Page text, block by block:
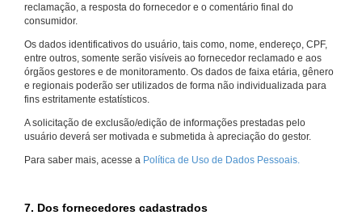
reclamação, a resposta do fornecedor e o comentário final do
consumidor.
Os dados identificativos do usuário, tais como, nome, endereço, CPF,
entre outros, somente serão visíveis ao fornecedor reclamado e aos
órgãos gestores e de monitoramento. Os dados de faixa etária, gênero
e regionais poderão ser utilizados de forma não individualizada para
fins estritamente estatísticos.
A solicitação de exclusão/edição de informações prestadas pelo
usuário deverá ser motivada e submetida à apreciação do gestor.
Para saber mais, acesse a Política de Uso de Dados Pessoais.
7. Dos fornecedores cadastrados